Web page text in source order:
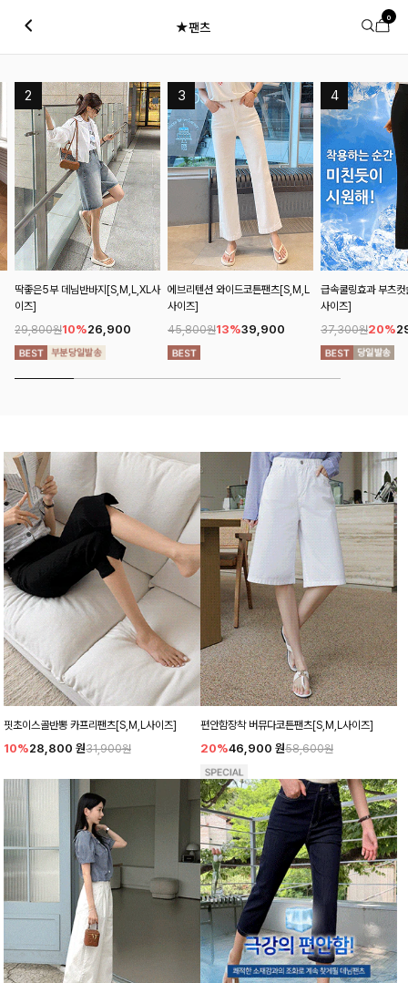
★팬츠
0
에브리텐션 와이드코튼팬츠[S,M,L
사이즈]
45,800원13%39,900
급속쿨링효과 부츠컷슬랙스[S,M,L
사이즈]
37,300원20%29,900
쿨라인슬릿 8부카프
사이즈]
41,200원13%
핏초이스골반뽕 카프리팬츠[S,M,L사이즈]
10%28,800 원31,900원
편안함장착 버뮤다코튼팬츠[S,M,L사이즈]
20%46,900 원58,600원